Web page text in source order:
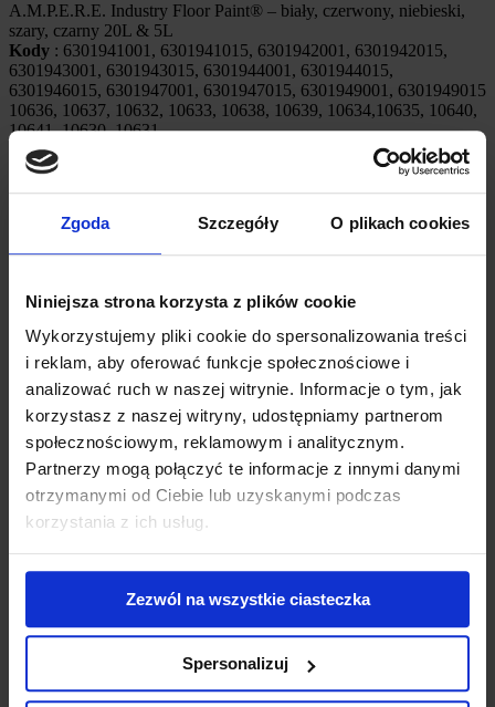
Zgoda Szczegóły O plikach cookies
Niniejsza strona korzysta z plików cookie
Wykorzystujemy pliki cookie do spersonalizowania treści
i reklam, aby oferować funkcje społecznościowe i
analizować ruch w naszej witrynie. Informacje o tym, jak
korzystasz z naszej witryny, udostępniamy partnerom
społecznościowym, reklamowym i analitycznym.
Partnerzy mogą połączyć te informacje z innymi danymi
otrzymanymi od Ciebie lub uzyskanymi podczas
korzystania z ich usług.
Zezwól na wszystkie ciasteczka
Spersonalizuj
A.M.P.E.R.E. Industry Floor Paint® – biały, czerwony, niebieski,
szary, czarny 20L & 5L
Kody : 6301941001, 6301941015, 6301942001, 6301942015,
6301943001, 6301943015, 6301944001, 6301944015,
6301946015, 6301947001, 6301947015, 6301949001, 6301949015
10636, 10637, 10632, 10633, 10638, 10639, 10634,10635, 10640,
10641, 10630, 10631
002081-AS-PL
A.M.P.E.R.E. Industry Floor Paint® ANTISLIP – biały, czerwony,
6301956015, 6301957001, 6301957015, 6301959001, 6301959015
10650,10651, 10652, 10653
002082-AS-PL
SOLVENT FLOOR PAINT 1L &
Kody
: 63200130501
002055-AS-PL
PRACE KONSERWACYJNE
OCHRONA ŻELAZA I STALI
GALVA PROCAT® MATOWY 650/500ml
: 635007200 / 10024
002025-AS-PL